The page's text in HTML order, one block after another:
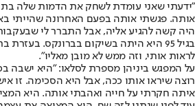
"ידעתי שאני עומדת לשחק את הדמות שלה
אותה. פגשתי אותה בפעם האחרונה שהייתי
היה קשה להגיע אליה, אבל התברר לי
בגיל 95 היא היתה בשיקום בברונקס.
לראות אותי, וזה ממש לא מובן מאליו".
על המפגש ביניהן מספרת לסלאו: "היא ישבה
רוצה שיראו אותו ככה, אבל היא הסכימה. זו
איתה חקרתי על חייה ואהבתי אותה. היא